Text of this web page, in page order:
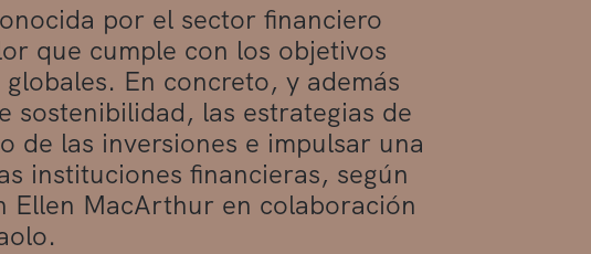
por el sector financiero
que cumple con los objetivos
En concreto, y además
las estrategias de
de las inversiones e impulsar una
instituciones financieras, según
MacArthur en colaboración